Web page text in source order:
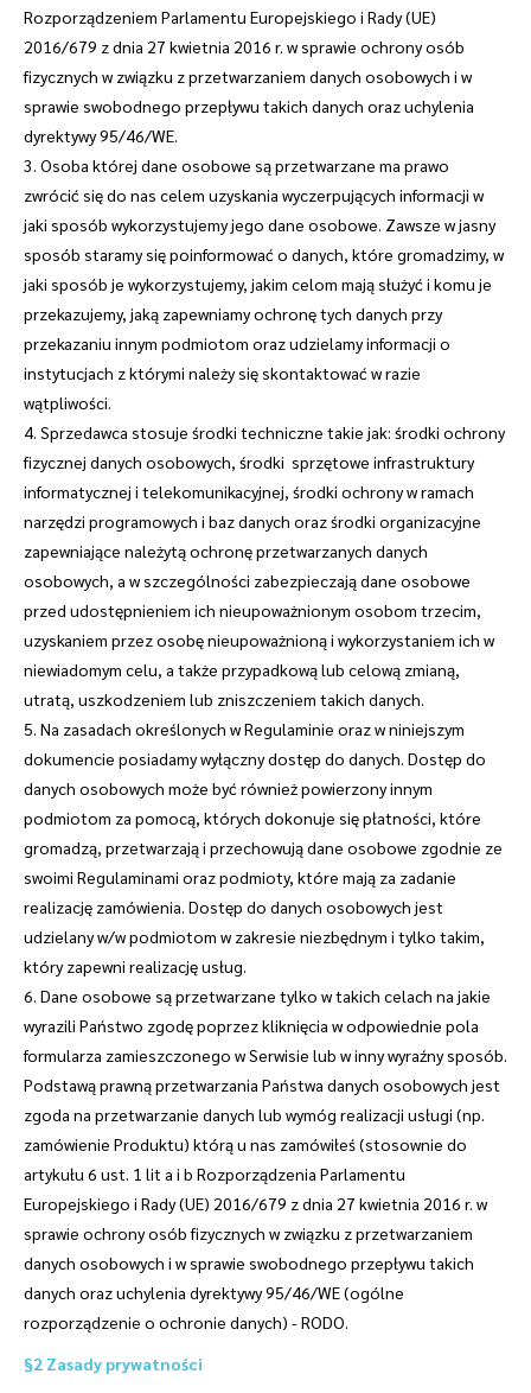
Rozporządzeniem Parlamentu Europejskiego i Rady (UE)
2016/679 z dnia 27 kwietnia 2016 r. w sprawie ochrony osób
fizycznych w związku z przetwarzaniem danych osobowych i w
sprawie swobodnego przepływu takich danych oraz uchylenia
dyrektywy 95/46/WE.
3. Osoba której dane osobowe są przetwarzane ma prawo
zwrócić się do nas celem uzyskania wyczerpujących informacji w
jaki sposób wykorzystujemy jego dane osobowe. Zawsze w jasny
sposób staramy się poinformować o danych, które gromadzimy, w
jaki sposób je wykorzystujemy, jakim celom mają służyć i komu je
przekazujemy, jaką zapewniamy ochronę tych danych przy
przekazaniu innym podmiotom oraz udzielamy informacji o
instytucjach z którymi należy się skontaktować w razie
wątpliwości.
4. Sprzedawca stosuje środki techniczne takie jak: środki ochrony
fizycznej danych osobowych, środki sprzętowe infrastruktury
informatycznej i telekomunikacyjnej, środki ochrony w ramach
narzędzi programowych i baz danych oraz środki organizacyjne
zapewniające należytą ochronę przetwarzanych danych
osobowych, a w szczególności zabezpieczają dane osobowe
przed udostępnieniem ich nieupoważnionym osobom trzecim,
uzyskaniem przez osobę nieupoważnioną i wykorzystaniem ich w
niewiadomym celu, a także przypadkową lub celową zmianą,
utratą, uszkodzeniem lub zniszczeniem takich danych.
5. Na zasadach określonych w Regulaminie oraz w niniejszym
dokumencie posiadamy wyłączny dostęp do danych. Dostęp do
danych osobowych może być również powierzony innym
podmiotom za pomocą, których dokonuje się płatności, które
gromadzą, przetwarzają i przechowują dane osobowe zgodnie ze
swoimi Regulaminami oraz podmioty, które mają za zadanie
realizację zamówienia. Dostęp do danych osobowych jest
udzielany w/w podmiotom w zakresie niezbędnym i tylko takim,
który zapewni realizację usług.
6. Dane osobowe są przetwarzane tylko w takich celach na jakie
wyrazili Państwo zgodę poprzez kliknięcia w odpowiednie pola
formularza zamieszczonego w Serwisie lub w inny wyraźny sposób.
Podstawą prawną przetwarzania Państwa danych osobowych jest
zgoda na przetwarzanie danych lub wymóg realizacji usługi (np.
zamówienie Produktu) którą u nas zamówiłeś (stosownie do
artykułu 6 ust. 1 lit a i b Rozporządzenia Parlamentu
Europejskiego i Rady (UE) 2016/679 z dnia 27 kwietnia 2016 r. w
sprawie ochrony osób fizycznych w związku z przetwarzaniem
danych osobowych i w sprawie swobodnego przepływu takich
danych oraz uchylenia dyrektywy 95/46/WE (ogólne
rozporządzenie o ochronie danych) - RODO.
§2 Zasady prywatności